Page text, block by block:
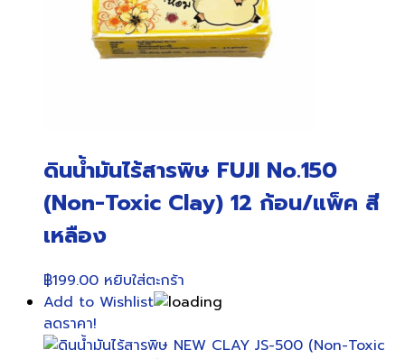
ดินน้ำมันไร้สารพิษ FUJI No.150
(Non-Toxic Clay) 12 ก้อน/แพ็ค สี
เหลือง
฿199.00 หยิบใส่ตะกร้า
Add to Wishlist
ลดราคา!